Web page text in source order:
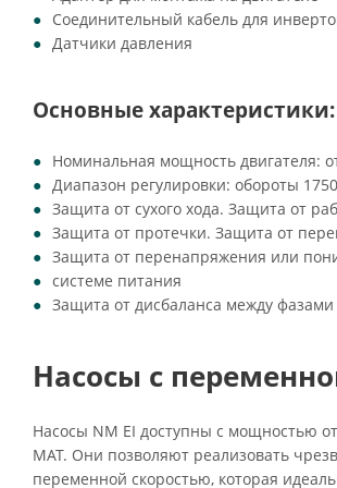
Соединительный кабель для
Датчики давления
Основные характеристики:
Номинальная мощность двигателя:
Диапазон регулировки: обороты
Защита от сухого хода. Защита от
Защита от протечки. Защита от
Защита от перенапряжения или
системе питания
Защита от дисбаланса между
Насосы с
Насосы NM EI доступны с мощностью
MAT. Они позволяют реализовать
переменной скоростью, которая